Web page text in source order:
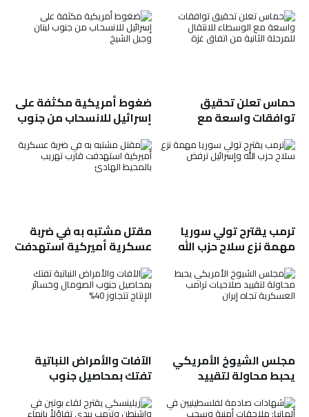
حماس تعلن تحقيق
توافقات واسعة مع
الثانية من اتفاق غزة
ضغوط أمريكية مكثفة على
إسرائيل للانسحاب من جنوب
ترمب يقترح تولي سوريا
مهمة نزع سلاح حزب الله
مقتل مشتبه به في ضربة
عسكرية أميركية استهدفت
مجلس الشيوخ الأمريكي
يحبط محاولة لتقييد
تجاه إيران
الآفات والأمراض النباتية
تفتك بمحاصيل جنوب
تتجاوز 40%